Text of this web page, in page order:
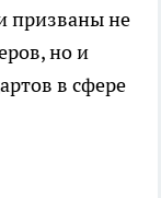
призваны не
но и
в сфере